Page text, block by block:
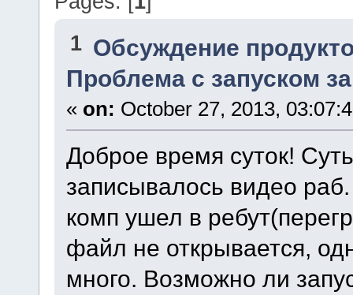
1 Обсуждение
Проблема с запуском
« on: October 27, 2013,
Доброе время суток!
записывалось видео
комп ушел в
файл не открывается,
много. Возможно ли